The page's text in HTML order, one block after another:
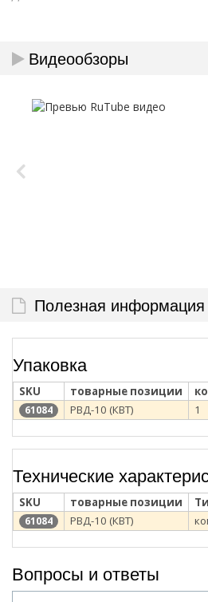
Видеообзоры
Полезная информация
Упаковка
SKU товарные позиции
61084 РВД-10 (КВТ) 1
Технические
SKU товарные позиции
61084 РВД-10 (КВТ)
Вопросы и ответы